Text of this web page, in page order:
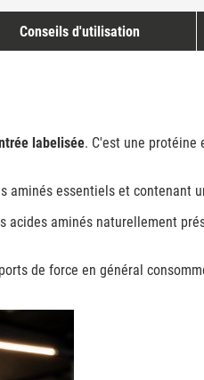
Conseils d'utilisation
labelisée. C'est une protéine
aminés essentiels et contenant
acides aminés naturellement
de force en général